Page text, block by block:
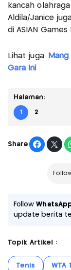
kancah
Aldila/Janice
di ASIAN Games
Lihat juga:
Gara Ini
Halaman:
1 2
Share
Follow
update berita
Topik Artikel :
Tenis WTA